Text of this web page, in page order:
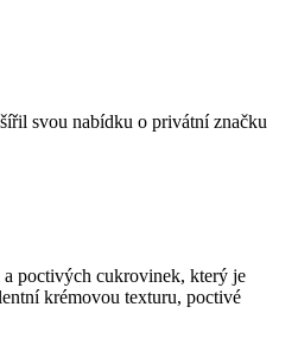
svou nabídku o privátní značku
poctivých cukrovinek, který je
krémovou texturu, poctivé